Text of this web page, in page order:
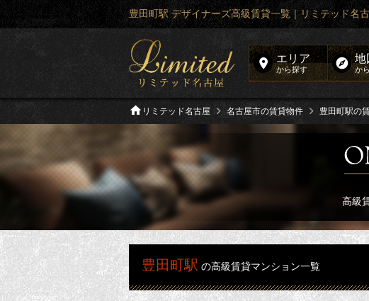
豊田町駅 デザイナーズ高級賃貸一覧｜リミテッド名
エリア
から探す
地
か
リミテッド名古屋 名古屋市の賃貸物件 豊田町駅の
高級
豊田町駅 の高級賃貸マンション一覧